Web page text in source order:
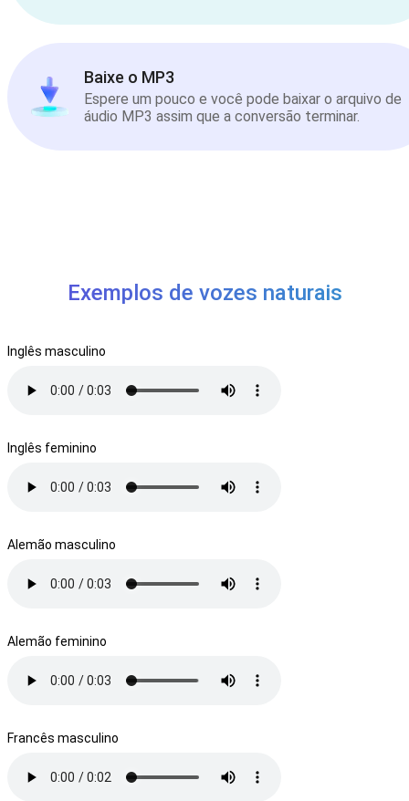
Baixe o MP3
Espere um pouco e você pode baixar o arquivo de
áudio MP3 assim que a conversão terminar.
Exemplos de vozes naturais
Inglês masculino
Inglês feminino
Alemão masculino
Alemão feminino
Francês masculino